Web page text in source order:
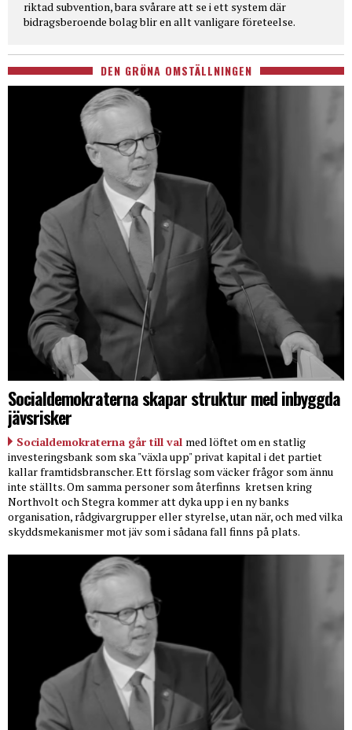
riktad subvention, bara svårare att se i ett system där
bidragsberoende bolag blir en allt vanligare företeelse.
DEN GRÖNA OMSTÄLLNINGEN
Socialdemokraterna skapar struktur med inbyggda
jävsrisker
Socialdemokraterna går till val med löftet om en statlig
investeringsbank som ska "växla upp" privat kapital i det partiet
kallar framtidsbranscher. Ett förslag som väcker frågor som ännu
inte ställts. Om samma personer som återfinns kretsen kring
Northvolt och Stegra kommer att dyka upp i en ny banks
organisation, rådgivargrupper eller styrelse, utan när, och med vilka
skyddsmekanismer mot jäv som i sådana fall finns på plats.